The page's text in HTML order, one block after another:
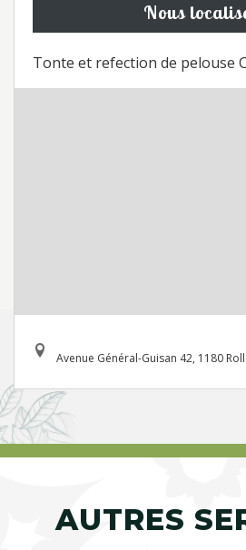
Nous
Tonte et refection de pelouse
Avenue Général-Guisan 42, 1180
AUTRES